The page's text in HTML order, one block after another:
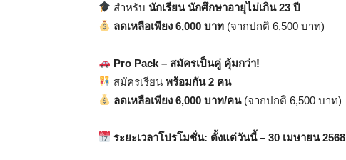
สำหรับ นักเรียน นักศึกษาอายุไม่เกิน 23 ปี
ลดเหลือเพียง 6,000 บาท (จากปกติ 6,500 บาท)
Pro Pack – สมัครเป็นคู่ คุ้มกว่า!
สมัครเรียนพร้อมกัน 2 คน
ลดเหลือเพียง 6,000 บาท/คน(จากปกติ 6,500 บาท)
ระยะเวลาโปรโมชั่น: ตั้งแต่วันนี้ – 30 เมษายน 2568